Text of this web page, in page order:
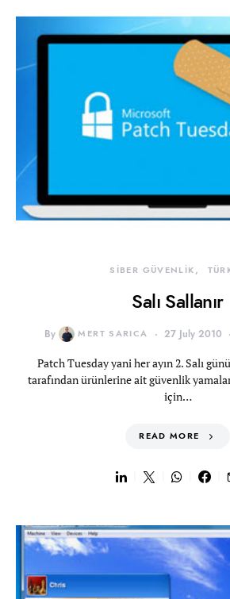
SİBER GÜVENLİK
Salı Sallanır
By MERT SARICA 27 July 2010
Patch Tuesday yani her ayın 2. Salı
tarafından ürünlerine ait güvenlik
için…
READ MORE